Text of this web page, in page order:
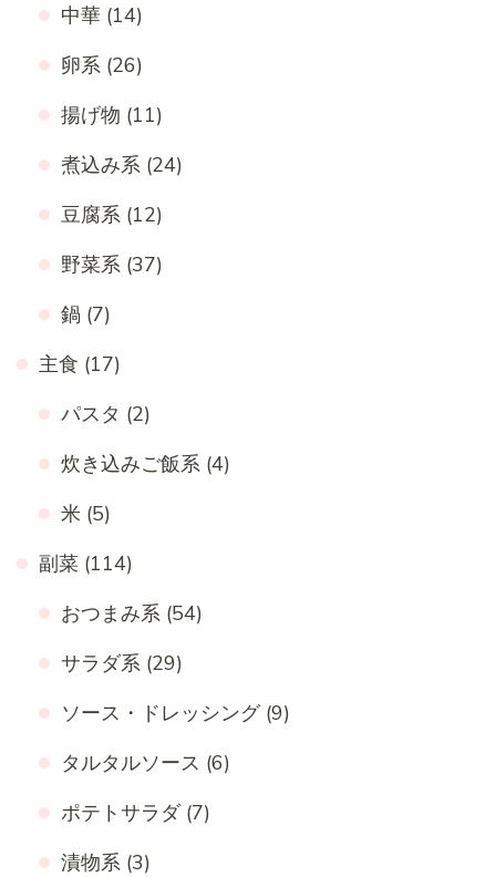
中華 (14)
卵系 (26)
揚げ物 (11)
煮込み系 (24)
豆腐系 (12)
野菜系 (37)
鍋 (7)
主食 (17)
パスタ (2)
炊き込みご飯系 (4)
米 (5)
副菜 (114)
おつまみ系 (54)
サラダ系 (29)
ソース・ドレッシング(9)
タルタルソース (6)
ポテトサラダ (7)
漬物系 (3)